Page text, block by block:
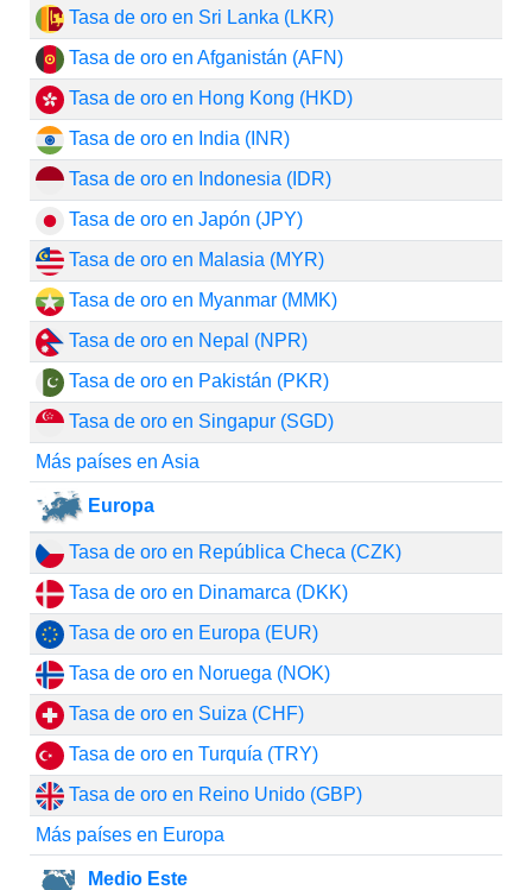
Tasa de oro en Sri Lanka (LKR)
Tasa de oro en Afganistán (AFN)
Tasa de oro en Hong Kong (HKD)
Tasa de oro en India (INR)
Tasa de oro en Indonesia (IDR)
Tasa de oro en Japón (JPY)
Tasa de oro en Malasia (MYR)
Tasa de oro en Myanmar (MMK)
Tasa de oro en Nepal (NPR)
Tasa de oro en Pakistán (PKR)
Tasa de oro en Singapur (SGD)
Más países en Asia
Europa
Tasa de oro en República Checa (CZK)
Tasa de oro en Dinamarca (DKK)
Tasa de oro en Europa (EUR)
Tasa de oro en Noruega (NOK)
Tasa de oro en Suiza (CHF)
Tasa de oro en Turquía (TRY)
Tasa de oro en Reino Unido (GBP)
Más países en Europa
Medio Este